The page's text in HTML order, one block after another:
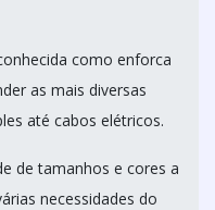
como enforca
as mais diversas
até cabos elétricos.
de tamanhos e cores a
necessidades do